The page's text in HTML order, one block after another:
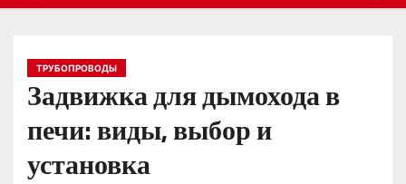
ТРУБОПРОВОДЫ
Задвижка для дымохода в
печи: виды, выбор и
установка